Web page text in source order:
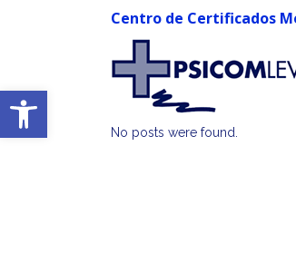
Abrir barra de herramientas
Centro de Certificados
No posts were found.